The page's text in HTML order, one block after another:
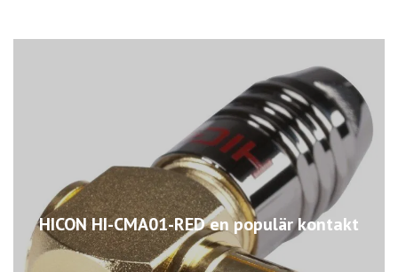
HICON HI-CMA01-RED en populär kontakt